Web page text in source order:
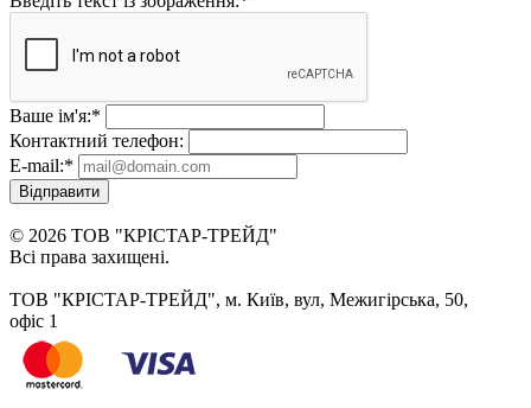
Ваше ім'я:*
Контактний телефон:
E-mail:*
Відправити
© 2026 ТОВ "КРІСТАР-ТРЕЙД"
Всі права захищені.
ТОВ "КРІСТАР-ТРЕЙД", м. Київ, вул, Межигірська, 50,
офіс 1